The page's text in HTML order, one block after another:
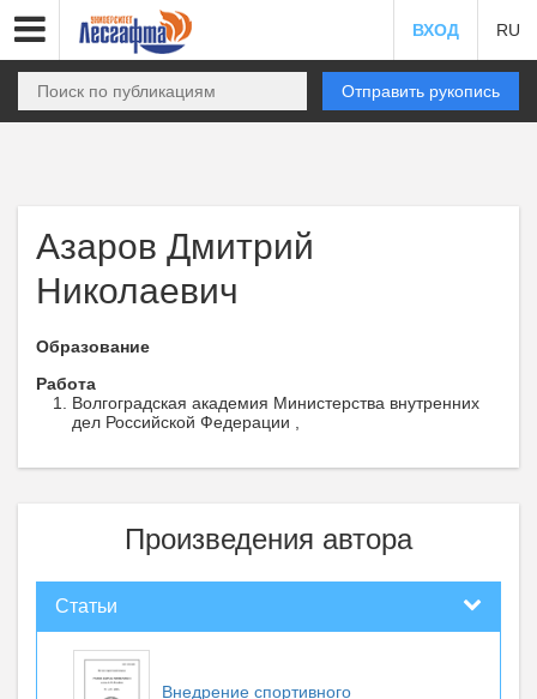
ВХОД RU
Отправить рукопись
Азаров Дмитрий
Николаевич
Образование
Работа
Волгоградская академия Министерства внутренних
дел Российской Федерации ,
Произведения автора
Статьи
Внедрение спортивного